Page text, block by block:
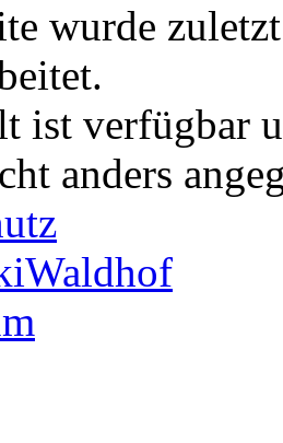
wurde
ist verfügbar
anders